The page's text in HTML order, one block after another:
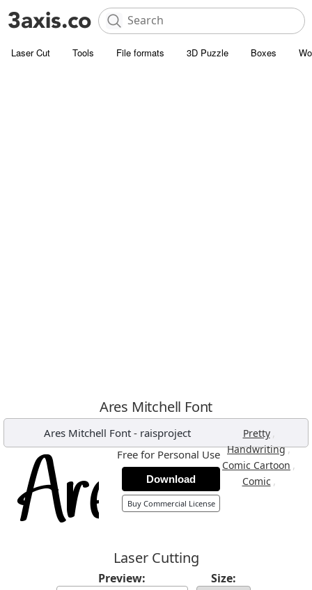
Laser Cut Tools File formats 3D Puzzle Boxes
Ares Mitchell Font
Ares Mitchell Font - raisproject Pretty ,
Handwriting,
Comic Cartoon ,
Comic ,
Free for Personal Use
Download
Buy Commercial License
Laser Cutting
Preview: Size: